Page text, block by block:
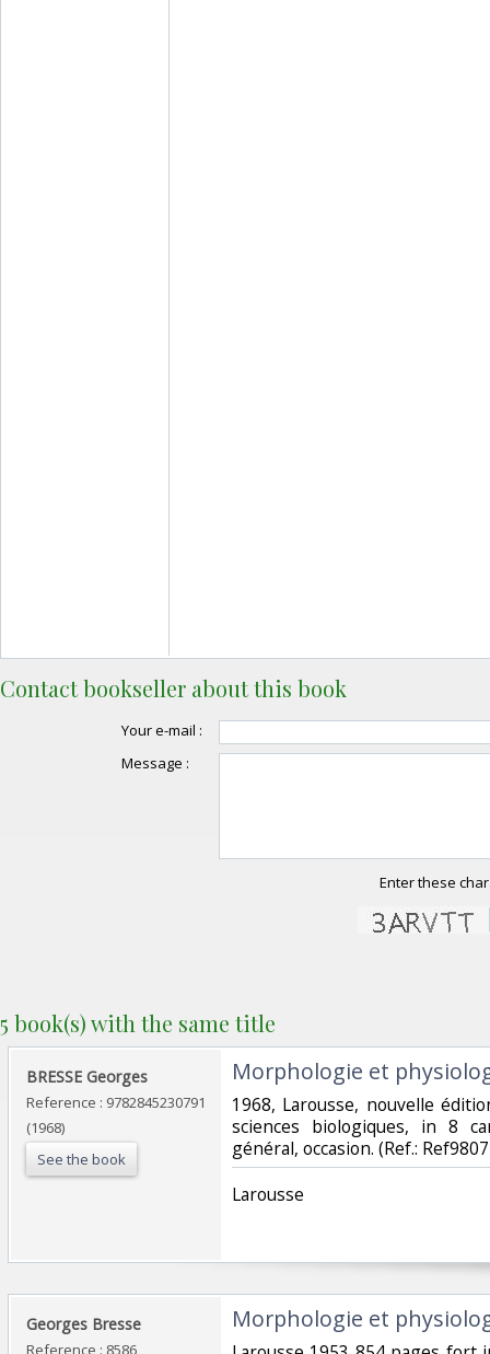
Contact bookseller about this book
Your e-mail :
Message :
Enter these
5 book(s) with the same title
‎BRESSE Georges‎
Reference : 9782845230791
(1968)
See the book
‎Morphologie et
‎1968, Larousse, nouvelle
sciences biologiques, in 8
général, occasion. (Ref.:
‎Larousse‎
‎Georges Bresse‎
Reference : 8586
‎Morphologie et